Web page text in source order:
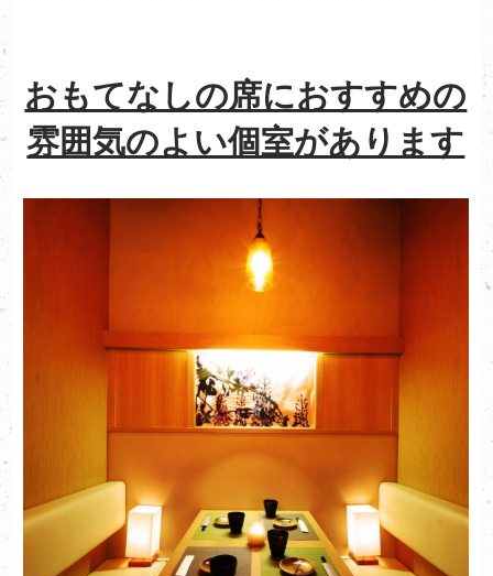
おもてなしの席におすすめの
雰囲気のよい個室があります